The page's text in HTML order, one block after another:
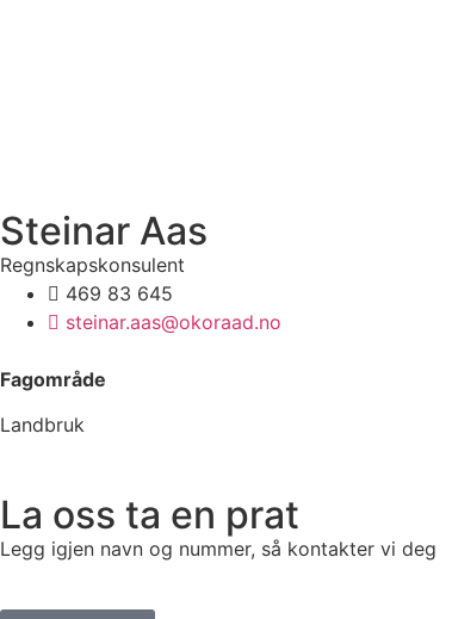
Steinar Aas
Regnskapskonsulent
469 83 645
steinar.aas@okoraad.no
Fagområde
Landbruk
La oss ta en prat
Legg igjen navn og nummer, så kontakter vi deg